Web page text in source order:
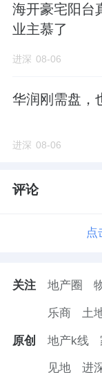
海开豪宅阳台
业主慕了
进深 08-06
华润刚需盘，
进深 08-06
评论
点
关注 地产圈
乐商 土
原创 地产k线
见地 进